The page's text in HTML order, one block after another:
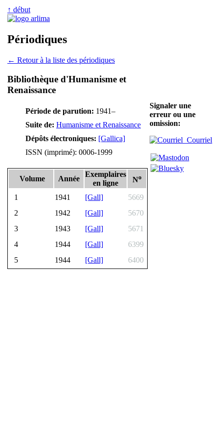
↑ début
Périodiques
← Retour à la liste des périodiques
Bibliothèque d'Humanisme et
Renaissance
Période de parution: 1941–
Suite de: Humanisme et Renaissance
Dépôts électroniques: [Gallica]
ISSN (imprimé): 0006-1999
Volume Année
Exemplaires
en ligne
No
1 1941 [Gall]
5669
2
1942 [Gall]
5670
3
1943 [Gall]
5671
4
1944 [Gall]
6399
5
1944 [Gall] 6400
Signaler une
erreur ou une
omission:
Courriel